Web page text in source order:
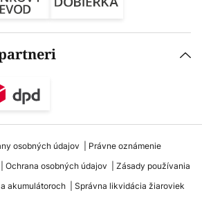
osobných údajov
Právne oznámenie
Ochrana osobných údajov
Zásady používania
akumulátoroch
Správna likvidácia žiaroviek